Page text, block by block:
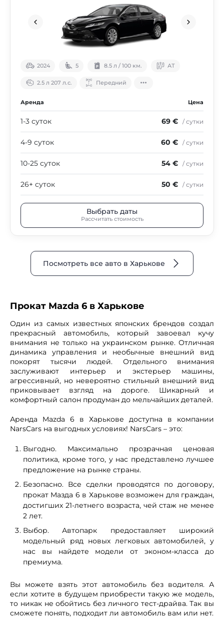
2024 5 8.5 л / 100 км. АТ
2.5 л 207 л.с. Передний
Аренда Цена
1-3 суток 69 € / сутки
4-9 суток 60 € / сутки
10-25 суток 54 € / сутки
26+ суток 50 € / сутки
Выбрать даты
Рассчитать стоимость
Посмотреть все авто в Харькове
Прокат Mazda 6 в Харькове
Один из самых известных японских брендов создал
прекрасный автомобиль, который завоевал кучу
внимания не только на украинском рынке. Отличная
динамика управления и необычные внешний вид
покорят тысячи людей. Отдельного внимания
заслуживают интерьер и экстерьер машины,
агрессивный, но невероятно стильный внешний вид
приковывает взгляд на дороге. Шикарный и
комфортный салон продуман до мельчайших деталей.
Аренда Mazda 6 в Харькове доступна в компании
NarsCars на выгодных условиях! NarsCars – это:
Выгодно. Максимально прозрачная ценовая
политика, кроме того, у нас представлено лучшее
предложение на рынке страны.
Безопасно. Все сделки проводятся по договору,
прокат Мазда 6 в Харькове возможен для граждан,
достигших 21-летнего возраста, чей стаж не менее
2 лет.
Выбор. Автопарк предоставляет широкий
модельный ряд новых легковых автомобилей, у
нас вы найдете модели от эконом-класса до
премиума.
Вы можете взять этот автомобиль без водителя. А
если хотите в будущем приобрести такую же модель,
то никак не обойтись без личного тест-драйва. Так вы
сможете понять, подходит ли автомобиль вам или нет.